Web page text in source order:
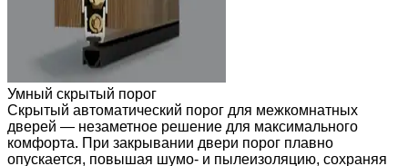
Умный скрытый порог
Скрытый автоматический порог для межкомнатных
дверей — незаметное решение для максимального
комфорта. При закрывании двери порог плавно
опускается, повышая шумо- и пылеизоляцию, сохраняя